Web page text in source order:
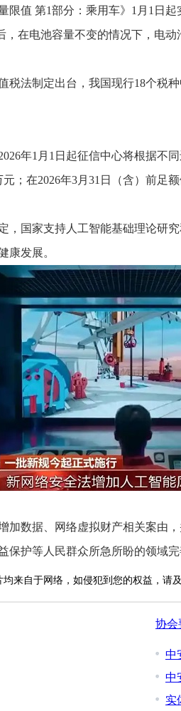
第1部分：乘用车》1月1日
在电池容量不变的情况下，电
制定出台，我国现行18个税
年1月1日起征信中心将根据不
；在2026年3月31日（含）前
国家支持人工智能基础理论研
康发展。
数据、网络虚拟财产相关案由
护等人民群众所急所盼的领域完
来自于网络，如侵犯到您的权益，请
协会
中
中
实